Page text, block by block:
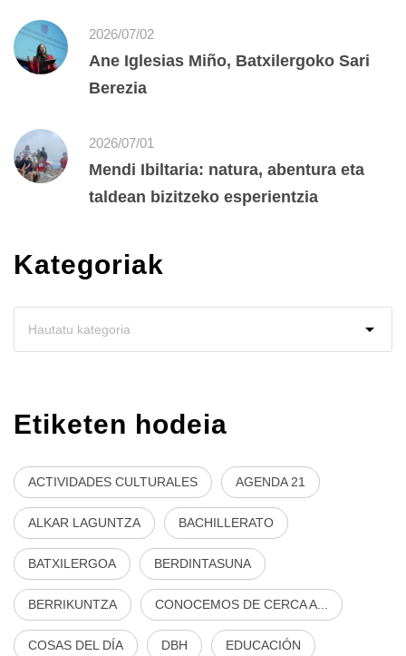
2026/07/02
Ane Iglesias Miño, Batxilergoko Sari
Berezia
2026/07/01
Mendi Ibiltaria: natura, abentura eta
taldean bizitzeko esperientzia
Kategoriak
Etiketen hodeia
ACTIVIDADES CULTURALES AGENDA 21
ALKAR LAGUNTZA BACHILLERATO
BATXILERGOA BERDINTASUNA
BERRIKUNTZA CONOCEMOS DE CERCA A...
COSAS DEL DÍA DBH EDUCACIÓN